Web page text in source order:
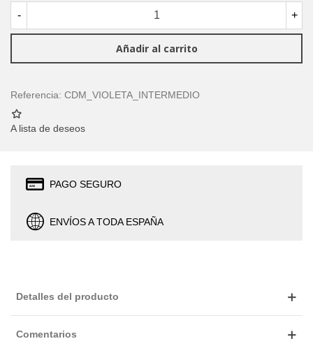
- +
Añadir al carrito
Referencia: CDM_VIOLETA_INTERMEDIO
A lista de deseos
PAGO SEGURO
ENVÍOS A TODA ESPAÑA
Detalles del producto
Comentarios